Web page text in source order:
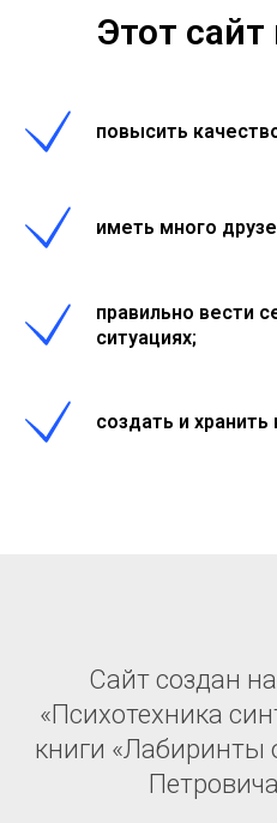
Этот
повысить
иметь много
правильно вести
ситуациях;
создать и
Cайт создан
«Психотехника
книги «Лабиринты